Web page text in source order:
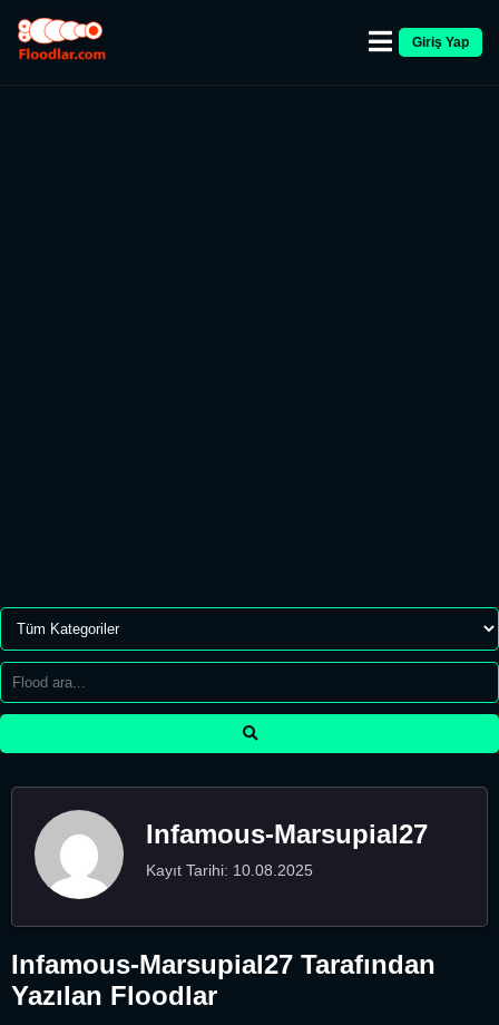
Giriş Yap
Infamous-Marsupial27
Kayıt Tarihi: 10.08.2025
Infamous-Marsupial27 Tarafından
Yazılan Floodlar